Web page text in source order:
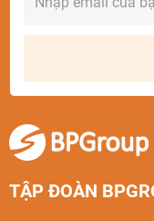
TẬP ĐOÀN